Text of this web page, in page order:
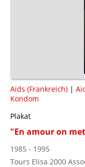
Aids (Frankreich) |
Kondom
Plakat
"En amour on
1985 - 1995
Tours Elisa 2000